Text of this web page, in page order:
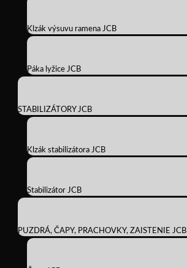
Klzák výsuvu ramena JCB
Páka lyžice JCB
STABILIZÁTORY JCB
Klzák stabilizátora JCB
Stabilizátor JCB
PUZDRÁ, ČAPY, PRACHOVKY, ZAISTENIE JCB